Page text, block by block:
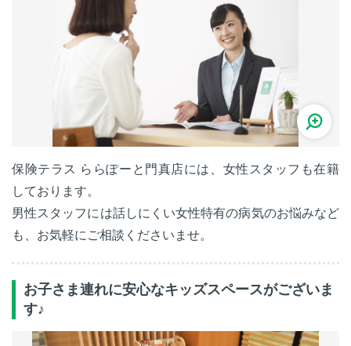
保険テラス ららぽーと門真店には、女性スタッフも在籍
しております。
男性スタッフには話しにくい女性特有の病気のお悩みなど
も、お気軽にご相談くださいませ。
お子さま連れに安心なキッズスペースがございま
す♪